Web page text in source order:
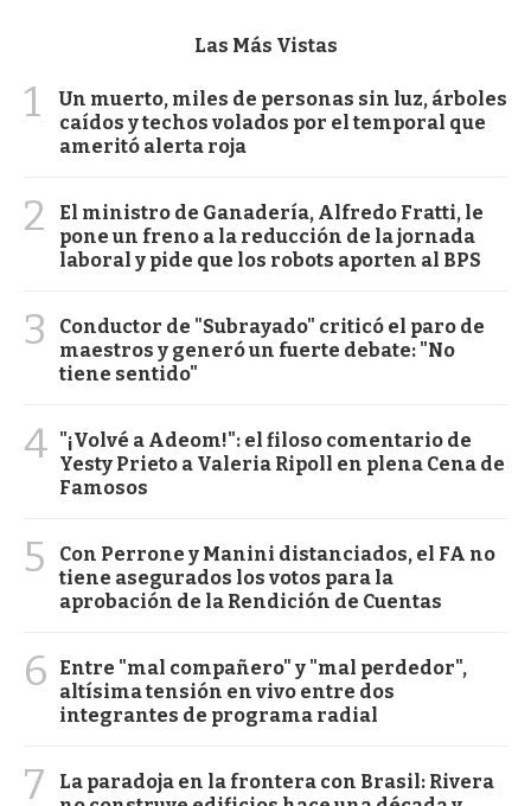
Las Más Vistas
1
Un muerto, miles de personas sin luz, árboles
caídos y techos volados por el temporal que
ameritó alerta roja
2
El ministro de Ganadería, Alfredo Fratti, le
pone un freno a la reducción de la jornada
laboral y pide que los robots aporten al BPS
3
Conductor de "Subrayado" criticó el paro de
maestros y generó un fuerte debate: "No
tiene sentido"
4 "¡Volvé a Adeom!": el filoso comentario de
Yesty Prieto a Valeria Ripoll en plena Cena de
Famosos
5
Con Perrone y Manini distanciados, el FA no
tiene asegurados los votos para la
aprobación de la Rendición de Cuentas
6
Entre "mal compañero" y "mal perdedor",
altísima tensión en vivo entre dos
integrantes de programa radial
7
La paradoja en la frontera con Brasil: Rivera